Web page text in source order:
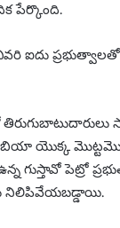
పేర్కొంది.
ఐదు
యొక్క
గుస్తావో పెట్రో
నిలిపివేయబడ్డాయి.